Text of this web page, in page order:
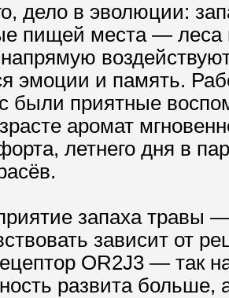
дело в эволюции:
пищей места — леса
эмоции и память.
были приятные
аромат
летнего дня в
запаха травы
зависит от
OR2J3 — так
развита